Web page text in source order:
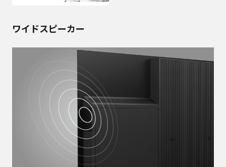
ワイドスピーカー